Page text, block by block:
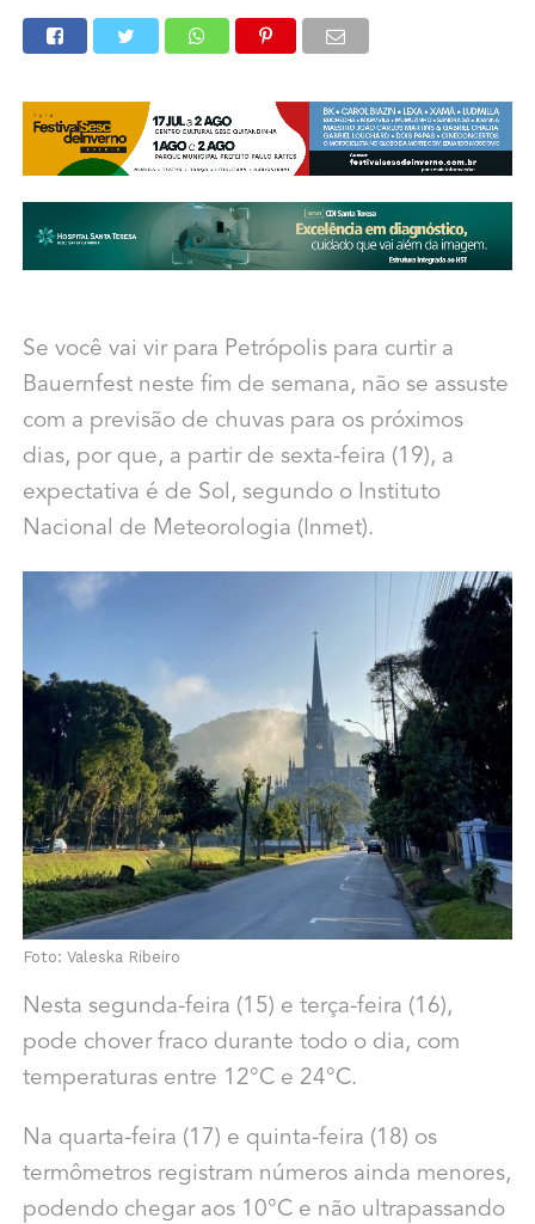
Se você vai vir para Petrópolis para curtir a
Bauernfest neste fim de semana, não se assuste
com a previsão de chuvas para os próximos
dias, por que, a partir de sexta-feira (19), a
expectativa é de Sol, segundo o Instituto
Nacional de Meteorologia (Inmet).
Foto: Valeska Ribeiro
Nesta segunda-feira (15) e terça-feira (16),
pode chover fraco durante todo o dia, com
temperaturas entre 12°C e 24°C.
Na quarta-feira (17) e quinta-feira (18) os
termômetros registram números ainda menores,
podendo chegar aos 10°C e não ultrapassando